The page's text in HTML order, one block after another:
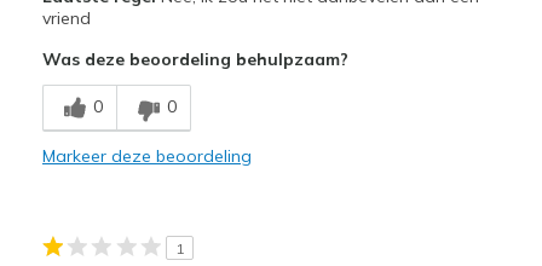
Attractive Design
Stylish
Minpunten
Need Break In
Casual Wear
vriend
Was deze beoordeling behulpzaam?
0 0
Markeer deze beoordeling
1